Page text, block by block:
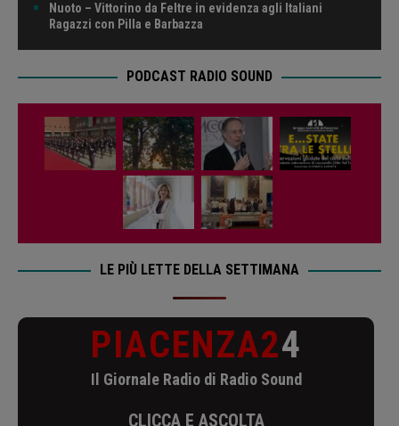
Nuoto – Vittorino da Feltre in evidenza agli Italiani
Ragazzi con Pilla e Barbazza
PODCAST RADIO SOUND
LE PIÙ LETTE DELLA SETTIMANA
PIACENZA24
Il Giornale Radio di Radio Sound
CLICCA E ASCOLTA